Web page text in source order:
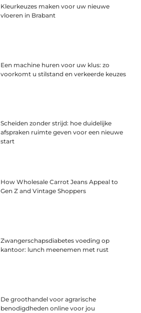
Kleurkeuzes maken voor uw nieuwe
vloeren in Brabant
Een machine huren voor uw klus: zo
voorkomt u stilstand en verkeerde keuzes
Scheiden zonder strijd: hoe duidelijke
afspraken ruimte geven voor een nieuwe
start
How Wholesale Carrot Jeans Appeal to
Gen Z and Vintage Shoppers
Zwangerschapsdiabetes voeding op
kantoor: lunch meenemen met rust
De groothandel voor agrarische
benodigdheden online voor jou